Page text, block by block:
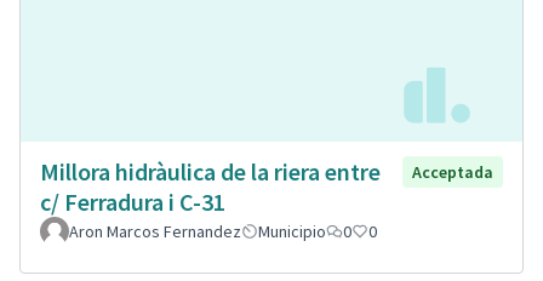
Millora hidràulica de la riera entre
c/ Ferradura i C-31
Acceptada
Aron Marcos Fernandez Municipio 0 0